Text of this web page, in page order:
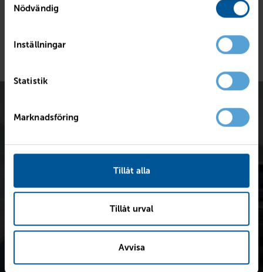
Nödvändig
Inställningar
Statistik
Marknadsföring
Tillåt alla
Tillåt urval
Avvisa
5 281 kr/mån
Värdera bilen kostnadsfritt
Snabb värdering för en första uppskattning av vad din bil är